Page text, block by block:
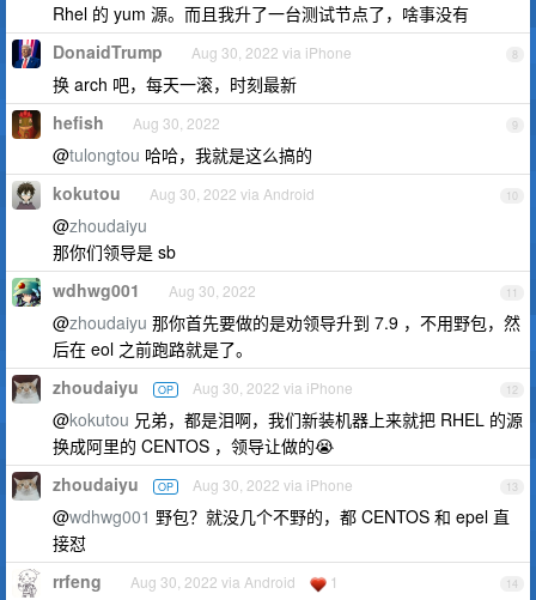
Rhel 的 yum 源。而且我升了一台测试节点了，啥事没有
8
DonaidTrump Aug 30, 2022 via iPhone
换 arch 吧，每天一滚，时刻最新
9
hefish Aug 30, 2022
@tulongtou 哈哈，我就是这么搞的
10
kokutou Aug 30, 2022 via Android
@zhoudaiyu
那你们领导是 sb
11
wdhwg001 Aug 30, 2022
@zhoudaiyu 那你首先要做的是劝领导升到 7.9 ，不用野包，然
后在 eol 之前跑路就是了。
12
zhoudaiyu OP Aug 30, 2022 via iPhone
@kokutou 兄弟，都是泪啊，我们新装机器上来就把 RHEL 的源
换成阿里的 CENTOS ，领导让做的😭
13
zhoudaiyu OP Aug 30, 2022 via iPhone
@wdhwg001 野包？就没几个不野的，都 CENTOS 和 epel 直
接怼
14
rrfeng Aug 30, 2022 via Android 1